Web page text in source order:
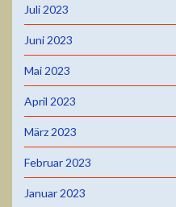
Juli 2023
Juni 2023
Mai 2023
April 2023
März 2023
Februar 2023
Januar 2023